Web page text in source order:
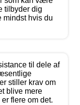
tilbyder dig
hvis du
til dele af
stiller krav om
blive mere
flere om det.